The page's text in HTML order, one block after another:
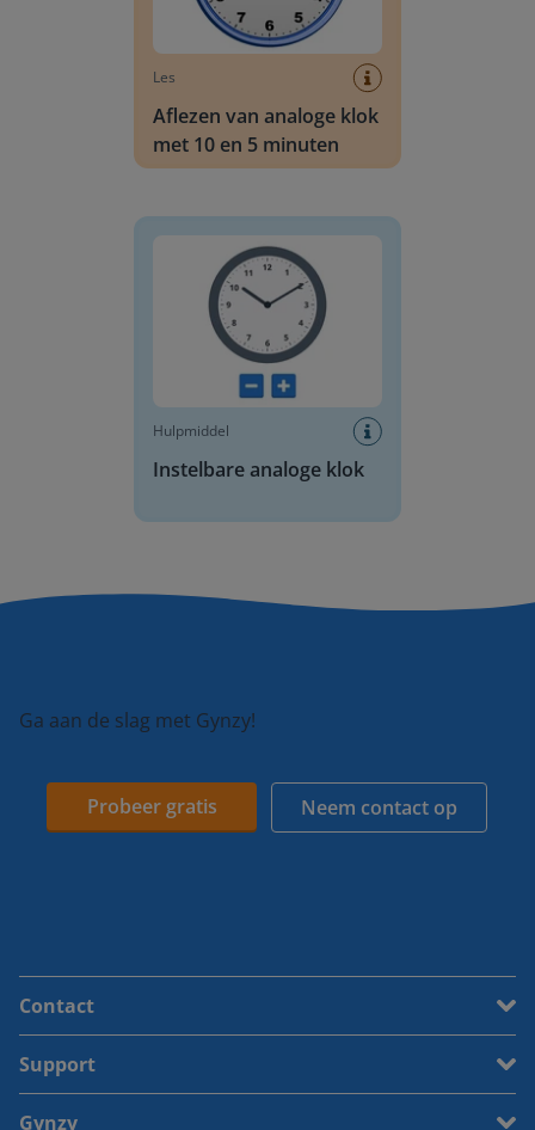
Les
Aflezen van analoge klok
met 10 en 5 minuten
Hulpmiddel
Instelbare analoge klok
Ga aan de slag met Gynzy!
Probeer gratis Neem contact op
Contact
Support
Gynzy